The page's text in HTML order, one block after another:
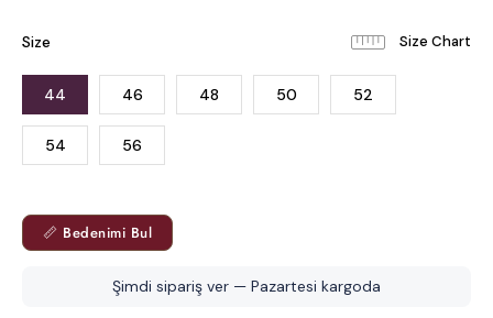
Size
44 46 48 50 52
54 56
📏 Bedenimi Bul
Şimdi sipariş ver — Pazartesi kargoda